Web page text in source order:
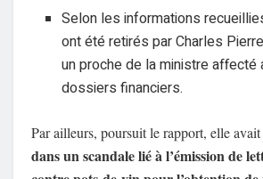
Selon les informations
ont été retirés par Charles
un proche de la ministre affecté
dossiers financiers.
Par ailleurs, poursuit le rapport, elle avait
dans un scandale lié à l’émission de